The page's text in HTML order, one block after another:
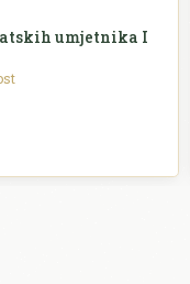
umjetnika I